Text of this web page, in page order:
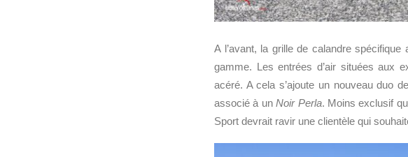
A l’avant, la grille de calandre
gamme. Les entrées d’air situées aux
acéré. A cela s’ajoute un nouveau duo
associé à unNoir Perla. Moins exclusif
Sport devrait ravir une clientèle qui